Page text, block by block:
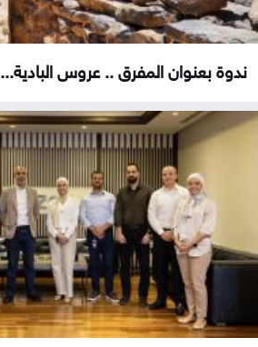
ندوة بعنوان المفرق .. عروس البادية...